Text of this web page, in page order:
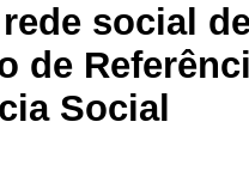
social
de
Social